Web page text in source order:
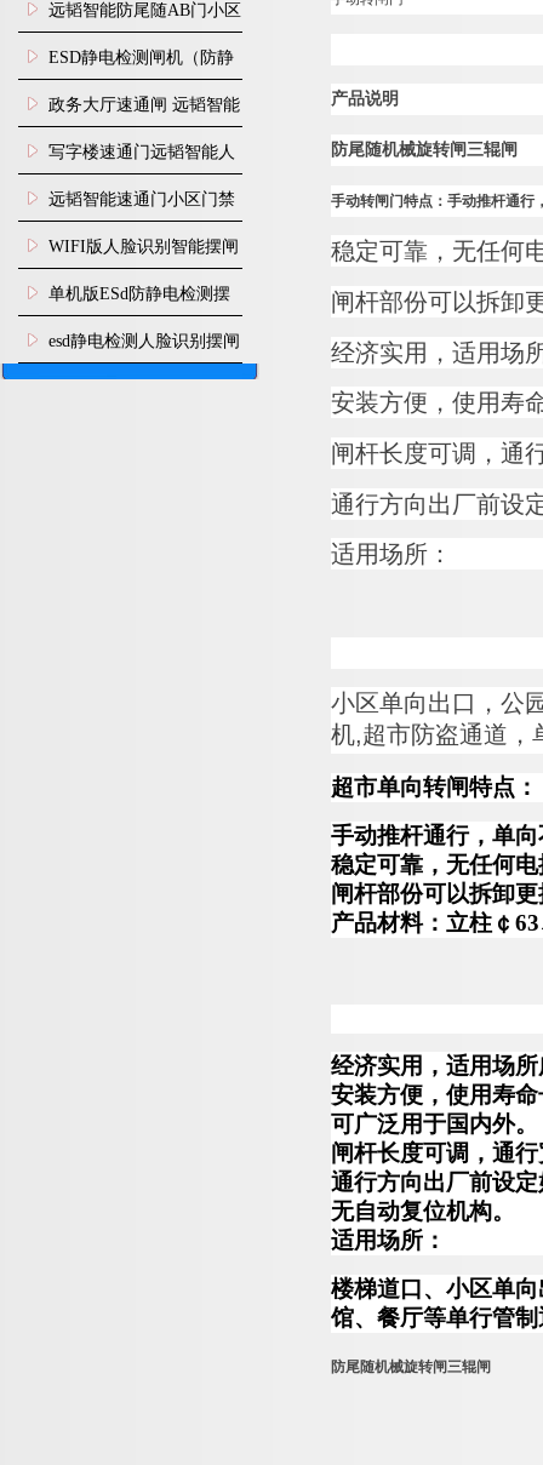
机
远韬智能防尾随AB门小区
门禁闸机安装
​ESD静电检测闸机（防静
电门禁通道系统）
政务大厅速通闸 远韬智能
防尾随静音速通门
写字楼速通门远韬智能人
脸识别快速通道闸
远韬智能速通门小区门禁
闸机食堂消费摆闸
WIFI版人脸识别智能摆闸
机
单机版ESd防静电检测摆
闸机
esd静电检测人脸识别摆闸
安装
产品说明
防尾随机械旋转闸三辊闸
手动转闸门特点：手动推杆通行
稳定可靠，无任何
闸杆部份可以拆卸
经济实用，适用场
安装方便，使用寿
闸杆长度可调，通
通行方向出厂前设
适用场所：
小区单向出口，公
机,超市防盗通道，
超市单向转闸特点：
手动推杆通行，单
稳定可靠，无任何
闸杆部份可以拆卸
产品材料：立柱￠
经济实用，适用场
安装方便，使用寿
可广泛用于国内外。
闸杆长度可调，通
通行方向出厂前设
无自动复位机构。
适用场所：
楼梯道口、小区单
馆、餐厅等单行管
防尾随机械旋转闸三辊闸